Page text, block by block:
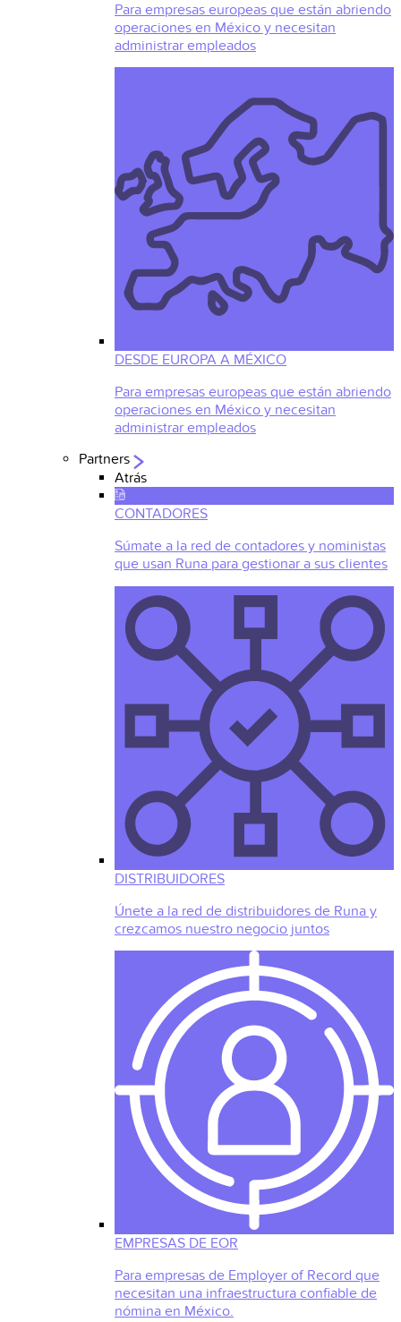
Para empresas europeas que están abriendo
operaciones en México y necesitan
administrar empleados
DESDE EUROPA A MÉXICO
Para empresas europeas que están abriendo
operaciones en México y necesitan
administrar empleados
Partners
Atrás
CONTADORES
Súmate a la red de contadores y noministas
que usan Runa para gestionar a sus clientes
DISTRIBUIDORES
Únete a la red de distribuidores de Runa y
crezcamos nuestro negocio juntos
EMPRESAS DE EOR
Para empresas de Employer of Record que
necesitan una infraestructura confiable de
nómina en México.